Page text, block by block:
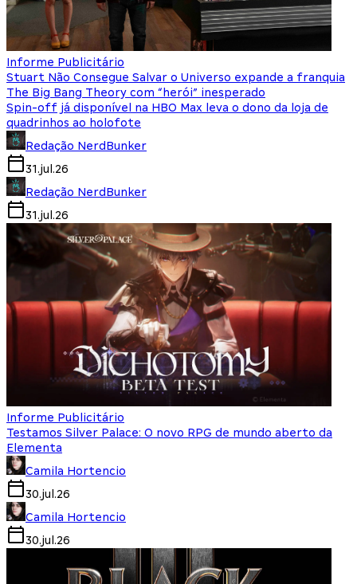
Informe Publicitário
Stuart Não Consegue Salvar o Universo expande a franquia
The Big Bang Theory com “herói” inesperado
Spin-off já disponível na HBO Max leva o dono da loja de
quadrinhos ao holofote
Redação NerdBunker
31.jul.26
Redação NerdBunker
31.jul.26
Informe Publicitário
Testamos Silver Palace: O novo RPG de mundo aberto da
Elementa
Camila Hortencio
30.jul.26
Camila Hortencio
30.jul.26